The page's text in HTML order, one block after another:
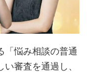
「悩み相談の普通
審査を通過し、